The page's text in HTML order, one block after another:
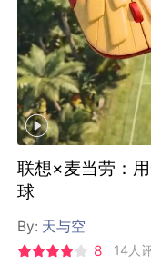
联想×麦当劳：
球
By: 天与空
8
14人